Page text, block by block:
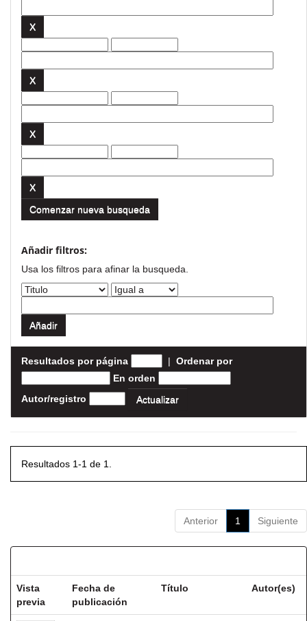
Comenzar nueva busqueda
Añadir filtros:
Usa los filtros para afinar la busqueda.
Resultados por página | Ordenar por
En orden
Autor/registro
Resultados 1-1 de 1.
Anterior 1 Siguiente
Vista
previa
Fecha de
publicación
Título Autor(es)